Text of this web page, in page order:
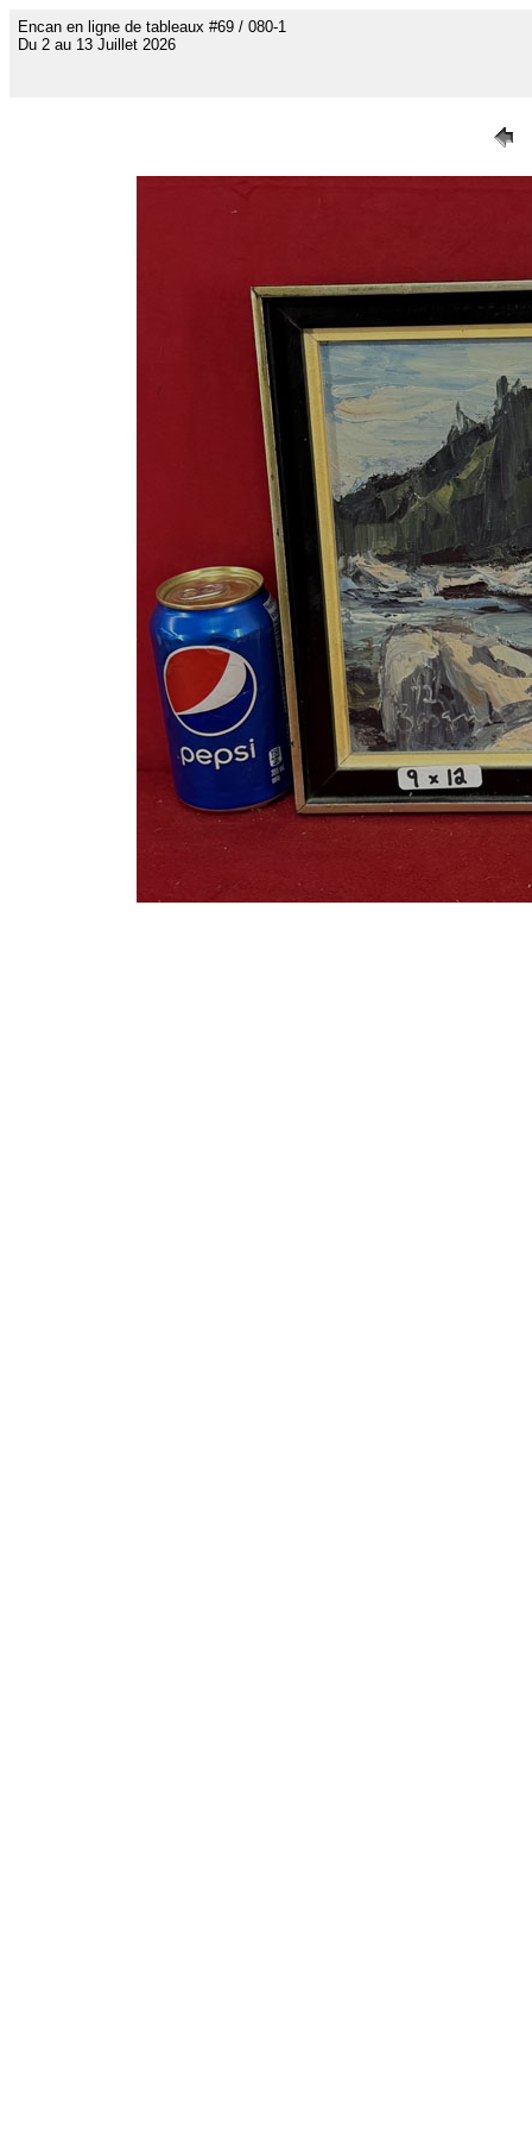
Encan en ligne de tableaux #69 / 080-1
Du 2 au 13 Juillet 2026